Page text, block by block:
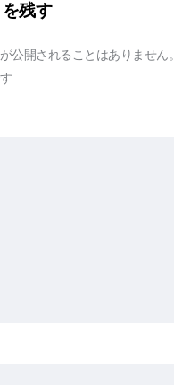
残す
公開されることはありません。